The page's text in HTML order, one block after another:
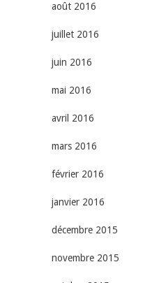
août 2016
juillet 2016
juin 2016
mai 2016
avril 2016
mars 2016
février 2016
janvier 2016
décembre 2015
novembre 2015